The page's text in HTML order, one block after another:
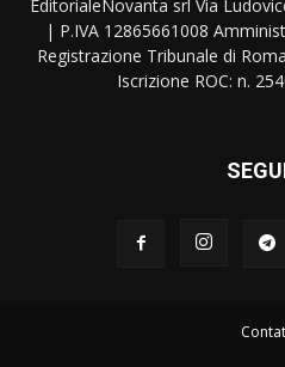
EditorialeNovanta srl Via
| P.IVA 12865661008
Registrazione Tribunale di
Iscrizione ROC: n.